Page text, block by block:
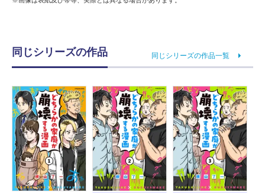
同じシリーズの作品 同じシリーズの作品一覧